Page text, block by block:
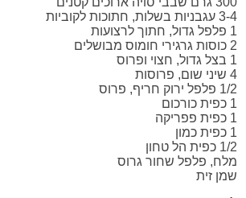
3-4 עגבניות בשלות, חתוכות לקוביות
1 פלפל גדול, חתוך לרצועות
2 כוסות גרגירי חומוס מבושלים
1 בצל גדול, חצוי ופרוס
4 שיני שום, פרוסות
1/2 פלפל ירוק חריף, פרוס
1 כפית כורכום
1 כפית פפריקה
1 כפית כמון
1/2 כפית הל טחון
מלח, פלפל שחור גרוס
שמן זית